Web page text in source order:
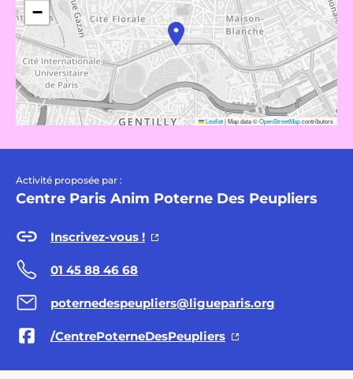
−
Leaflet|Map data ©OpenStreetMapcontributors
Activité proposée par :
Centre Paris Anim Poterne Des Peupliers
Inscrivez-vous !
01 45 88 46 68
poternedespeupliers@ligueparis.org
/CentrePoterneDesPeupliers